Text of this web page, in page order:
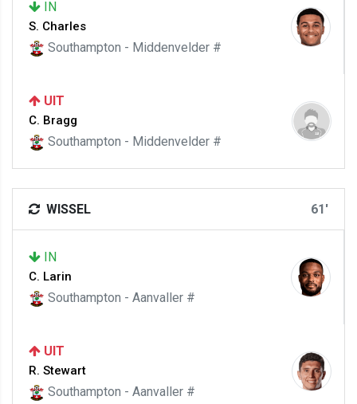
IN
S. Charles
Southampton - Middenvelder #
UIT
C. Bragg
Southampton - Middenvelder #
WISSEL 61'
IN
C. Larin
Southampton - Aanvaller #
UIT
R. Stewart
Southampton - Aanvaller #